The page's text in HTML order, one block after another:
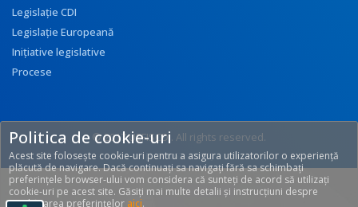
Legislație CDI
Legislație Europeană
Inițiative legislative
Procese
© 2017 UEFISCDI. All rights reserved.
[T: 0.3063, O: 92]
Politica de cookie-uri
Acest site folosește cookie-uri pentru a asigura utilizatorilor o experiență
plăcută de navigare. Dacă continuați sa navigați fără sa schimbați
preferințele browser-ului vom considera că sunteți de acord să utilizați
cookie-uri pe acest site. Găsiți mai multe detalii și instrucțiuni despre
modificarea preferințelor aici.